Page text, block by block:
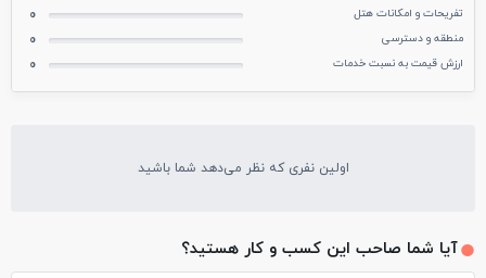
تفریحات و امکانات هتل 0
منطقه و دسترسی 0
ارزش قیمت به نسبت خدمات 0
اولین نفری که نظر می‌دهد شما باشید
آیا شما صاحب این کسب و کار هستید؟